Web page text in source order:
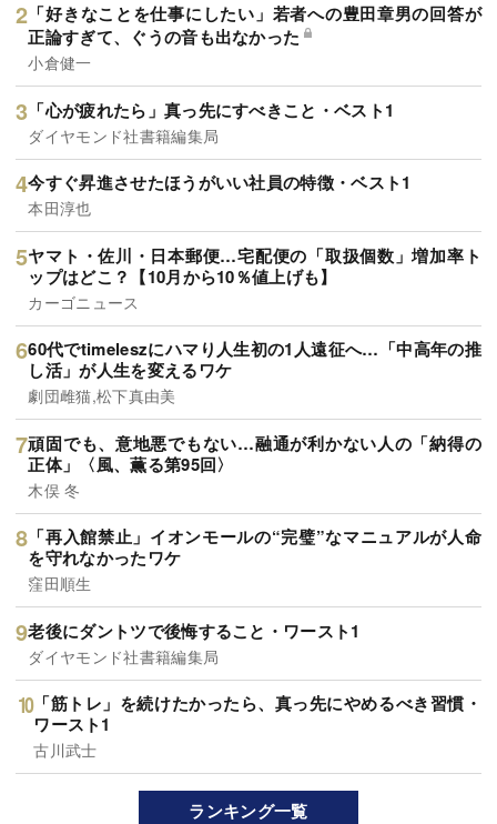
「好きなことを仕事にしたい」若者への豊田章男の回答が
正論すぎて、ぐうの音も出なかった
小倉健一
「心が疲れたら」真っ先にすべきこと・ベスト1
ダイヤモンド社書籍編集局
今すぐ昇進させたほうがいい社員の特徴・ベスト1
本田淳也
ヤマト・佐川・日本郵便…宅配便の「取扱個数」増加率ト
ップはどこ？【10月から10％値上げも】
カーゴニュース
60代でtimeleszにハマり人生初の1人遠征へ…「中高年の推
し活」が人生を変えるワケ
劇団雌猫,松下真由美
頑固でも、意地悪でもない…融通が利かない人の「納得の
正体」〈風、薫る第95回〉
木俣 冬
「再入館禁止」イオンモールの“完璧”なマニュアルが人命
を守れなかったワケ
窪田順生
老後にダントツで後悔すること・ワースト1
ダイヤモンド社書籍編集局
「筋トレ」を続けたかったら、真っ先にやめるべき習慣・
ワースト1
古川武士
ランキング一覧